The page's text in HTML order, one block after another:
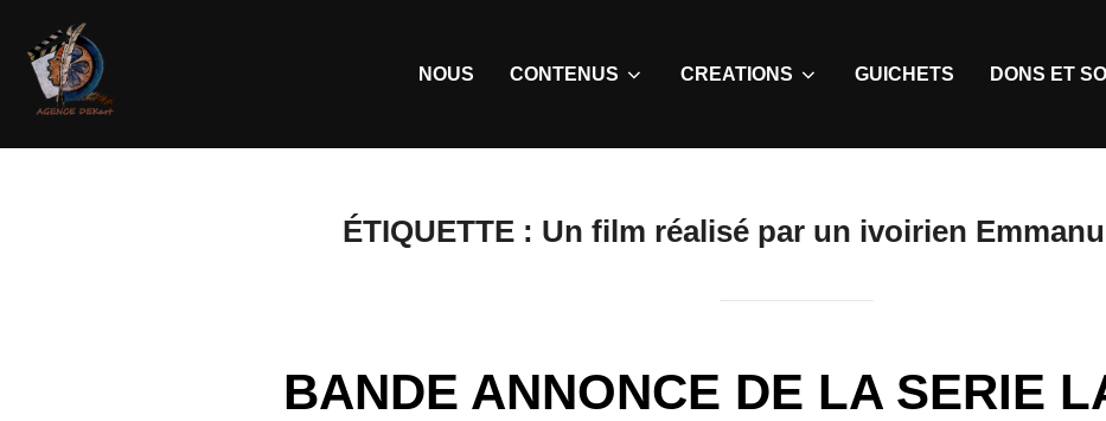
NOUS CONTENUS CREATIONS GUICHETS DONS ET
ÉTIQUETTE : Un film réalisé par un ivoirien
BANDE ANNONCE DE LA SERIE